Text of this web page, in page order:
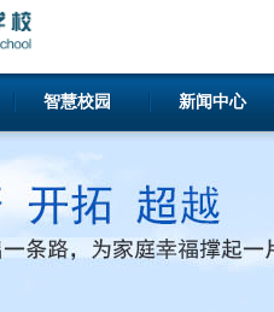
智慧校园 新闻中心